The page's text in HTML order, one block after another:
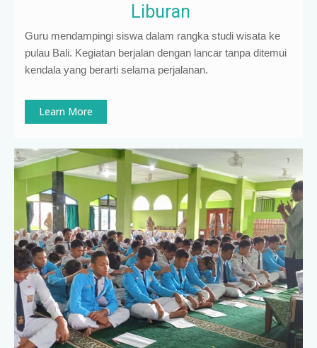
Liburan
Guru mendampingi siswa dalam rangka studi wisata ke
pulau Bali. Kegiatan berjalan dengan lancar tanpa ditemui
kendala yang berarti selama perjalanan.
Learn More